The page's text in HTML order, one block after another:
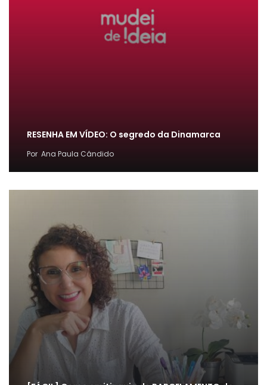
RESENHA EM VÍDEO: O segredo da Dinamarca
Por Ana Paula Cândido